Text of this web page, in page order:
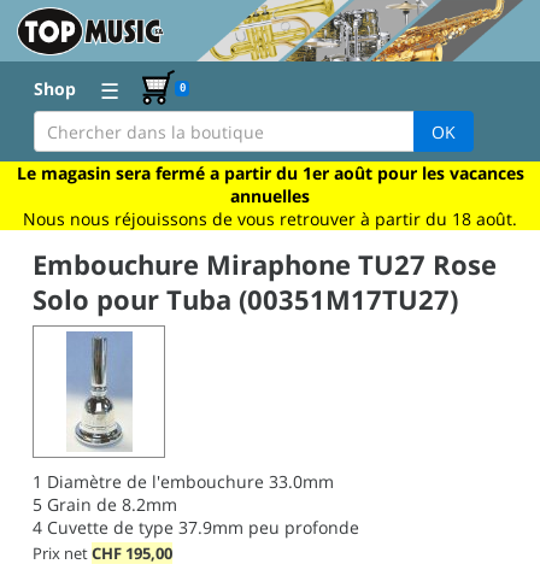
Shop ☰ 0
OK
Le magasin sera fermé a partir du 1er août pour les vacances
annuelles
Nous nous réjouissons de vous retrouver à partir du 18 août.
Embouchure Miraphone TU27 Rose
Solo pour Tuba (00351M17TU27)
1 Diamètre de l'embouchure 33.0mm
5 Grain de 8.2mm
4 Cuvette de type 37.9mm peu profonde
Prix netCHF 195,00